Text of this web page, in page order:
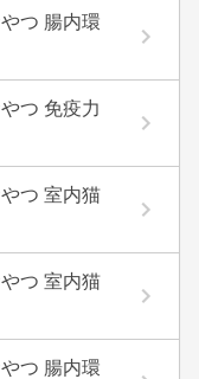
つ 腸内環
つ 免疫力
つ 室内猫
つ 室内猫
つ 腸内環